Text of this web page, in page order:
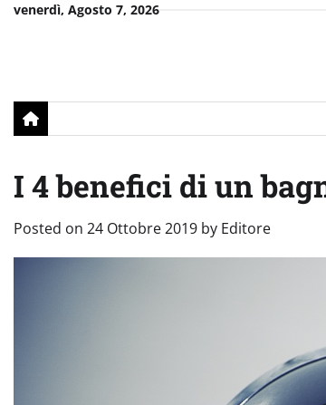
Skipvenerdì, Agosto 7, 2026
I 4 benefici di un
Posted on 24 Ottobre 2019 by Editore